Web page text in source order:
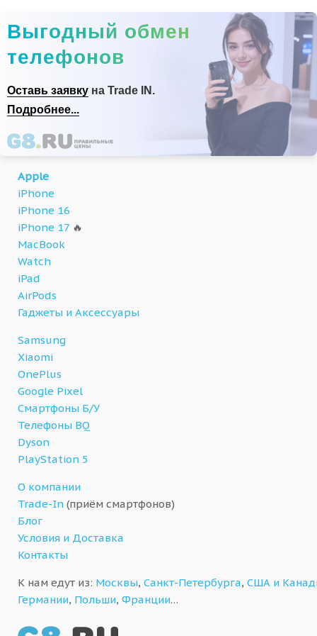
Выгодный обмен
телефонов
Оставь заявку на Trade IN.
Подробнее...
Apple
iPhone
iPhone 16
iPhone 17 🔥
MacBook
Watch
iPad
AirPods
Гаджеты и Аксессуары
Samsung
Xiaomi
OnePlus
Google Pixel
Смартфоны Б/У
Телефоны BQ
Dyson
PlayStation 5
О компании
Trade-In (приём смартфонов)
Блог
Условия и Доставка
Контакты
К нам едут из: Москвы, Санкт-Петербурга, США и
Германии, Польши, Франции…